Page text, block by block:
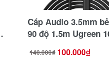
Cáp Audio 3.5mm
90 độ 1.5m Ugreen
140.000₫
Giá 100.000₫
Giá